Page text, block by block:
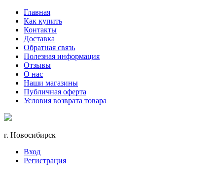
Главная
Как купить
Контакты
Доставка
Обратная связь
Полезная информация
Отзывы
О нас
Наши магазины
Публичная оферта
Условия возврата товара
г. Новосибирск
Вход
Регистрация